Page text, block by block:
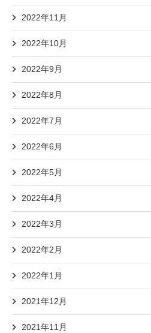
2022年11月
2022年10月
2022年9月
2022年8月
2022年7月
2022年6月
2022年5月
2022年4月
2022年3月
2022年2月
2022年1月
2021年12月
2021年11月